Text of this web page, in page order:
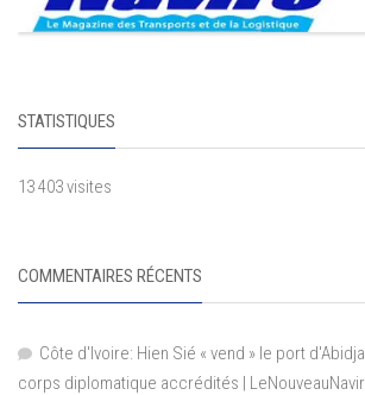
STATISTIQUES
13 403 visites
COMMENTAIRES RÉCENTS
Côte d'Ivoire: Hien Sié « vend » le port
corps diplomatique accrédités |